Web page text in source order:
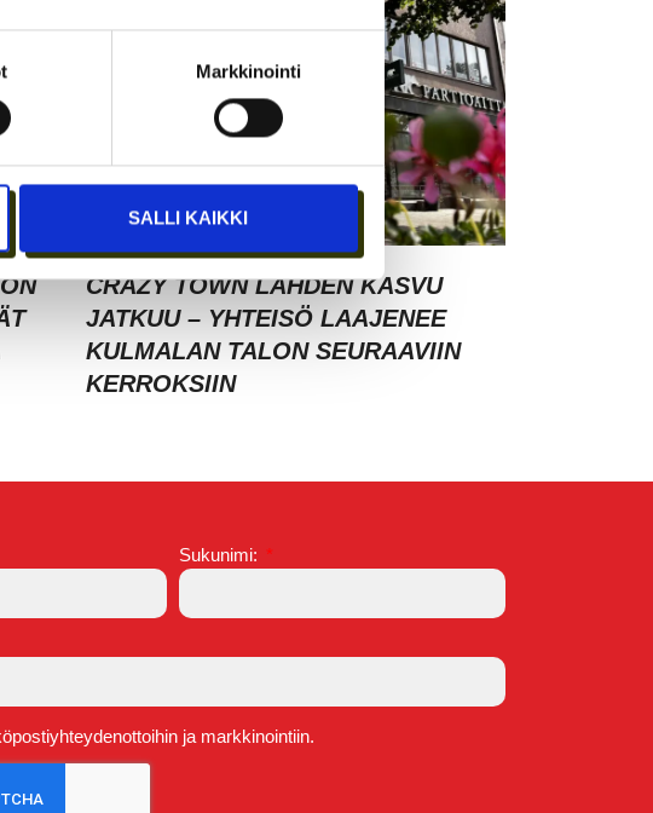
Markkinointi
SALLI KAIKKI
CRAZY TOWN LAHDEN KASVU
JATKUU – YHTEISÖ LAAJENEE
KULMALAN TALON SEURAAVIIN
KERROKSIIN
Sukunimi:
ja markkinointiin.